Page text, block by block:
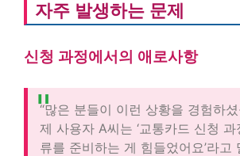
자주 발생하는 문제
신청 과정에서의 애로사항
“많은 분들이 이런 상황을 경험하
제 사용자 A씨는 ‘교통카드 신청
류를 준비하는 게 힘들었어요’라고